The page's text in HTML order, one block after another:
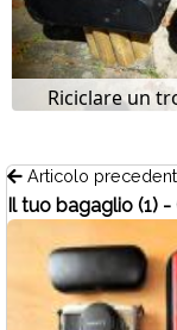
Riciclare un
Articolo
Il tuo bagaglio (1) -